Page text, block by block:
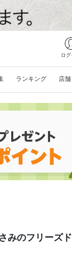
ログ
ランキング 店舗
みのフリーズ